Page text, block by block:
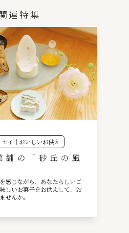
連特集
イ｜おいしいお供え
の「砂丘の風
感じながら、あなたらしいご
しいお菓子をお供えして、お
せんか。